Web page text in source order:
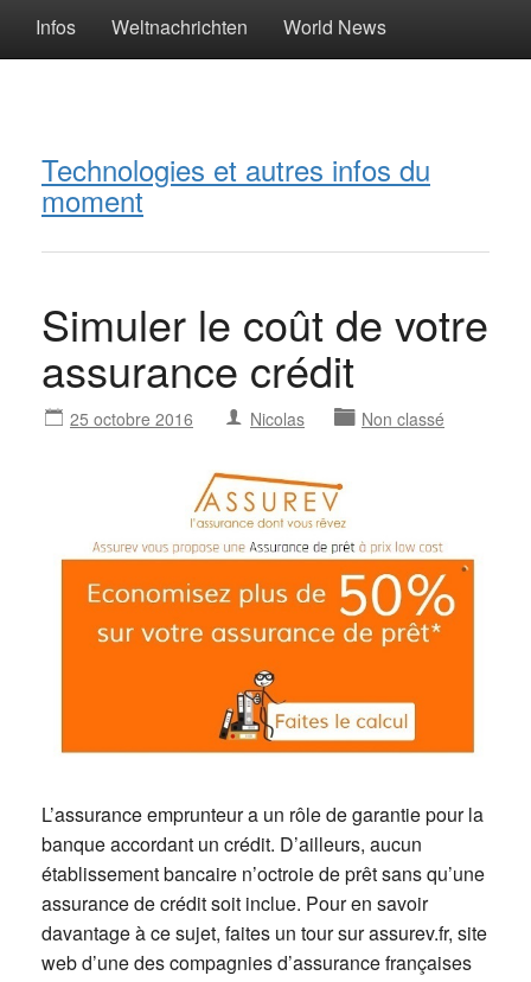
Infos Weltnachrichten World News
Technologies et autres infos du
moment
Simuler le coût de votre
assurance crédit
25 octobre 2016 Nicolas Non classé
L’assurance emprunteur a un rôle de garantie pour la
banque accordant un crédit. D’ailleurs, aucun
établissement bancaire n’octroie de prêt sans qu’une
assurance de crédit soit inclue. Pour en savoir
davantage à ce sujet, faites un tour sur assurev.fr, site
web d’une des compagnies d’assurance françaises